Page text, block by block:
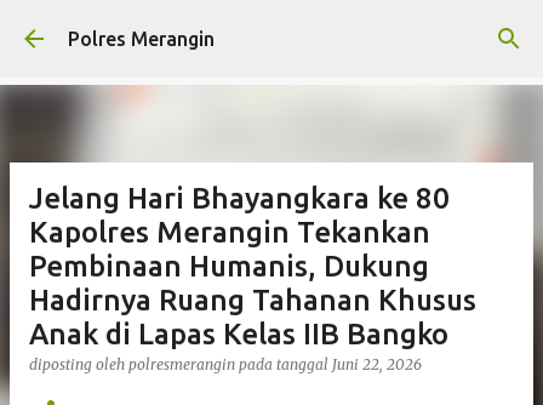
Langsung ke konten utama
Polres Merangin
Jelang Hari Bhayangkara ke 80
Kapolres Merangin Tekankan
Pembinaan Humanis, Dukung
Hadirnya Ruang Tahanan Khusus
Anak di Lapas Kelas IIB Bangko
diposting oleh polresmerangin pada tanggal Juni 22, 2026